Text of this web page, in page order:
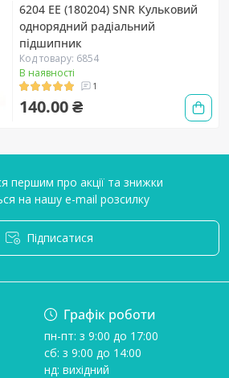
6204 EE (180204) SNR Кульковий
однорядний радіальний
підшипник
Код товару: 6854
В наявності
1
140.00 ₴
першим про акції та знижки
на нашу e-mail розсилку
Підписатися
Графік роботи
пн-пт: з 9:00 до 17:00
сб: з 9:00 до 14:00
нд: вихідний